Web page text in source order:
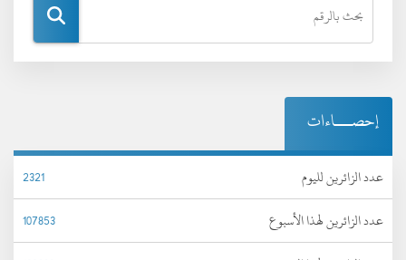
إحصـــاءات
عدد الزائرين لليوم
2321
عدد الزائرين لهذا الأسبوع
107853